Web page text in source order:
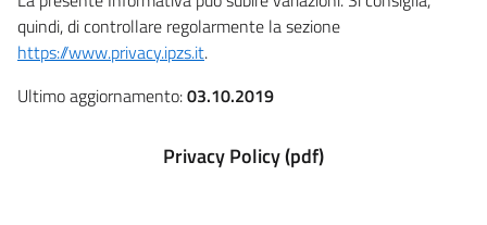
quindi, di controllare regolarmente la sezione
https://www.privacy.ipzs.it.
Ultimo aggiornamento:03.10.2019
Privacy Policy (pdf)